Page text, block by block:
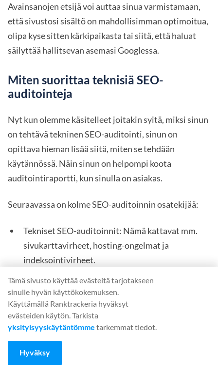
Avainsanojen etsijä voi auttaa sinua varmistamaan,
että sivustosi sisältö on mahdollisimman optimoitua,
olipa kyse sitten kärkipaikasta tai siitä, että haluat
säilyttää hallitsevan asemasi Googlessa.
Miten suorittaa teknisiä SEO-
auditointeja
Nyt kun olemme käsitelleet joitakin syitä, miksi sinun
on tehtävä tekninen SEO-auditointi, sinun on
opittava hieman lisää siitä, miten se tehdään
käytännössä. Näin sinun on helpompi koota
auditointiraportti, kun sinulla on asiakas.
Seuraavassa on kolme SEO-auditoinnin osatekijää:
Tekniset SEO-auditoinnit: Nämä kattavat mm.
sivukarttavirheet, hosting-ongelmat ja
indeksointivirheet.
Linkkitarkastukset: Kaikki, mikä liittyy
takalinkkien analysointiin
Sivun sisäiset tarkastukset: Näissä
tarkastuksissa tarkastellaan kuvaoptimointia,
metatietoja, kilpailija-analyysiä, avainsanoja ja
sisältöä.
Tämä sivusto käyttää evästeitä tarjotakseen
sinulle hyvän käyttökokemuksen.
Käyttämällä Ranktrackeria hyväksyt
evästeiden käytön. Tarkista
yksityisyyskäytäntömme tarkemmat tiedot.
Hyväksy